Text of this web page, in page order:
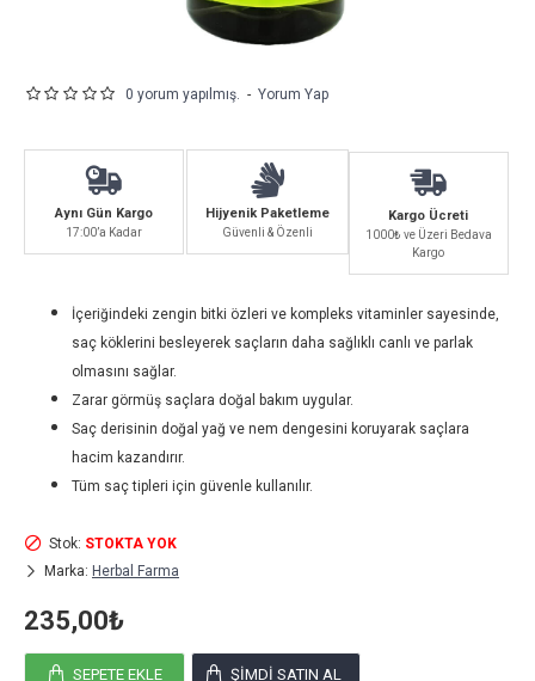
Aynı Gün Kargo
17:00’a Kadar
Hijyenik Paketleme
Güvenli & Özenli
Kargo Ücreti
1000₺ ve Üzeri Bedava
Kargo
İçeriğindeki zengin bitki özleri ve kompleks vitaminler sayesinde,
saç köklerini besleyerek saçların daha sağlıklı canlı ve parlak
olmasını sağlar.
Zarar görmüş saçlara doğal bakım uygular.
Saç derisinin doğal yağ ve nem dengesini koruyarak saçlara
hacim kazandırır.
Tüm saç tipleri için güvenle kullanılır.
0 yorum yapılmış. - Yorum Yap
235,00₺
Stok: STOKTA YOK
Marka: Herbal Farma
SEPETE EKLE ŞIMDI SATIN AL